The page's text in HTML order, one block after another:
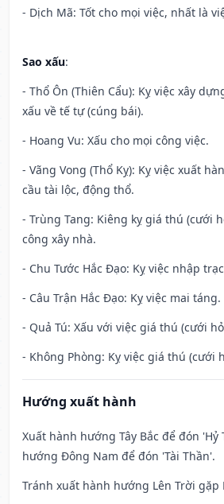
- Dịch Mã: Tốt cho mọi việc, nhất là
Sao xấu:
- Thổ Ôn (Thiên Cẩu): Kỵ việc xây
xấu về tế tự (cúng bái).
- Hoang Vu: Xấu cho mọi công việc.
- Vãng Vong (Thổ Kỵ): Kỵ việc xuất
cầu tài lộc, động thổ.
- Trùng Tang: Kiêng kỵ giá thú (cưới
công xây nhà.
- Chu Tước Hắc Đạo: Kỵ việc nhập
- Câu Trận Hắc Đạo: Kỵ việc mai táng.
- Quả Tú: Xấu với việc giá thú (cưới
- Không Phòng: Kỵ việc giá thú (cưới
Hướng xuất hành
Xuất hành hướng Tây Bắc để đón 'Hỷ
hướng Đông Nam để đón 'Tài Thần'.
Tránh xuất hành hướng Lên Trời gặp